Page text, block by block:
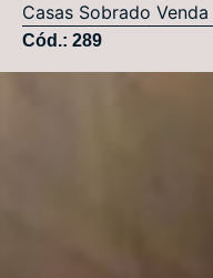
Casas Sobrado Venda
Cód.: 289